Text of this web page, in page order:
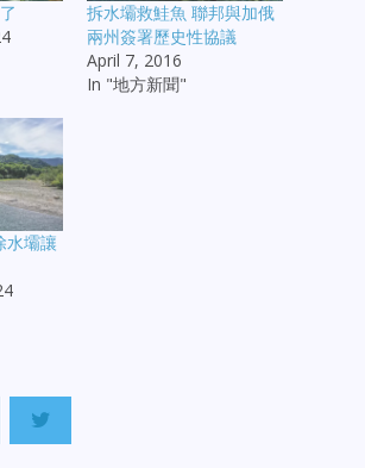
拆水壩救鮭魚 聯邦與加俄
兩州簽署歷史性協議
April 7, 2016
In "地方新聞"
水壩讓